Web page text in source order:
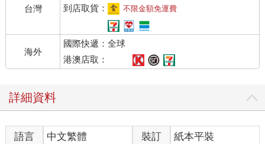
其實，我每天都會鍛鍊我的自信心，就像去健身房或在球場上訓
練一樣。」本書會從科學和精神科學的角度探討信心究竟是能夠
後天習得的技能，或必定是與生俱來的天賦。
樂觀、希望和自尊都是很容易和信心混為一談的概念，不過我會
在後文說明，這些概念和信心有一項根本上的差異：信心可以驅
使行動。你可以是樂觀的人，滿懷所有問題到最後都會迎刃而解
那份樂觀完全沒有建立在現實的基礎之上。你也可以有很高的自
尊心，自我感覺良好，卻沒有自信能達成特定的目標。
未來充滿不確定性，而信心是一種面對未來的心態，因為預期會
成功而排除了未來的不確定性。自信指的是經過計算後篤定自己
台灣
到店取貨：
不限金額免運費
海外
國際快遞：全球
港澳店取：
詳細資料
語言 中文繁體 裝訂
紙本平裝